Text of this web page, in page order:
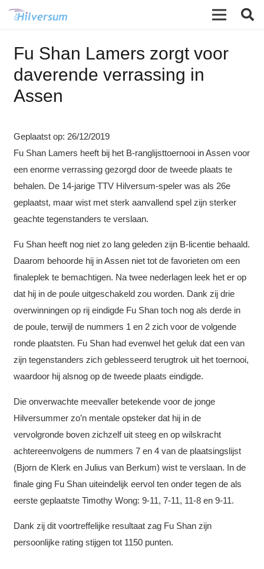
Fu Shan Lamers zorgt voor
daverende verrassing in
Assen
Geplaatst op: 26/12/2019
Fu Shan Lamers heeft bij het B-ranglijsttoernooi in Assen voor
een enorme verrassing gezorgd door de tweede plaats te
behalen. De 14-jarige TTV Hilversum-speler was als 26e
geplaatst, maar wist met sterk aanvallend spel zijn sterker
geachte tegenstanders te verslaan.
Fu Shan heeft nog niet zo lang geleden zijn B-licentie behaald.
Daarom behoorde hij in Assen niet tot de favorieten om een
finaleplek te bemachtigen. Na twee nederlagen leek het er op
dat hij in de poule uitgeschakeld zou worden. Dank zij drie
overwinningen op rij eindigde Fu Shan toch nog als derde in
de poule, terwijl de nummers 1 en 2 zich voor de volgende
ronde plaatsten. Fu Shan had evenwel het geluk dat een van
zijn tegenstanders zich geblesseerd terugtrok uit het toernooi,
waardoor hij alsnog op de tweede plaats eindigde.
Die onverwachte meevaller betekende voor de jonge
Hilversummer zo’n mentale opsteker dat hij in de
vervolgronde boven zichzelf uit steeg en op wilskracht
achtereenvolgens de nummers 7 en 4 van de plaatsingslijst
(Bjorn de Klerk en Julius van Berkum) wist te verslaan. In de
finale ging Fu Shan uiteindelijk eervol ten onder tegen de als
eerste geplaatste Timothy Wong: 9-11, 7-11, 11-8 en 9-11.
Dank zij dit voortreffelijke resultaat zag Fu Shan zijn
persoonlijke rating stijgen tot 1150 punten.